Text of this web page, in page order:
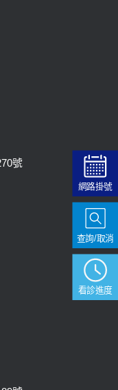
服務
結石、
號
網路掛號
看診進度
查詢/取消